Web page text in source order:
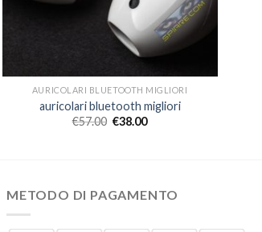
AURICOLARI BLUETOOTH MIGLIORI
auricolari bluetooth migliori
€57.00 €38.00
METODO DI PAGAMENTO